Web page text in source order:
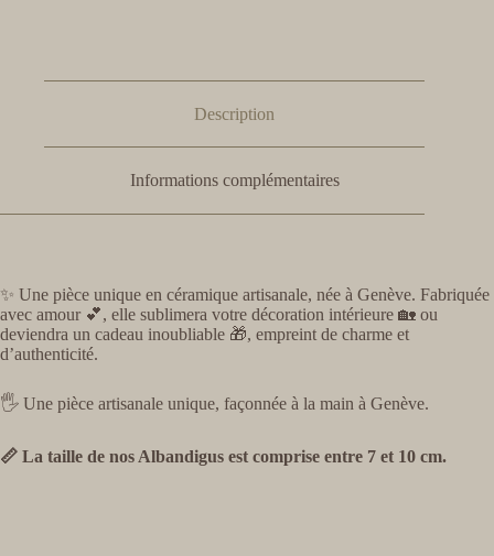
Description
Informations complémentaires
✨ Une pièce unique en céramique artisanale, née à Genève. Fabriquée
avec amour 💕, elle sublimera votre décoration intérieure 🏡 ou
deviendra un cadeau inoubliable 🎁, empreint de charme et
d’authenticité.
🖐️ Une pièce artisanale unique, façonnée à la main à Genève.
📏 La taille de nos Albandigus est comprise entre 7 et 10 cm.